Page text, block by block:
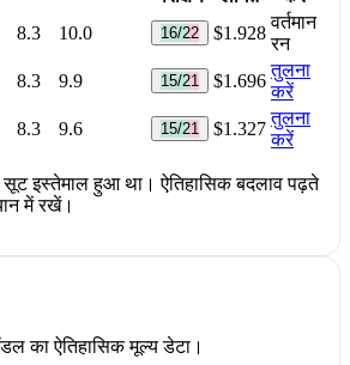
8.3 10.0 16/22 $1.928
वर्तमान
रन
8.3 9.9 15/21 $1.696
तुलना
करें
8.3 9.6 15/21 $1.327
तुलना
करें
इस्तेमाल हुआ था। ऐतिहासिक बदलाव पढ़ते
में रखें।
का ऐतिहासिक मूल्य डेटा।